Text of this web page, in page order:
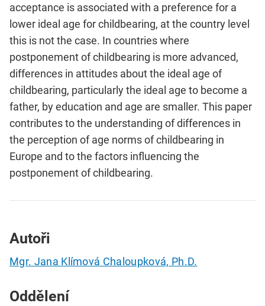
acceptance is associated with a preference for a
lower ideal age for childbearing, at the country level
this is not the case. In countries where
postponement of childbearing is more advanced,
differences in attitudes about the ideal age of
childbearing, particularly the ideal age to become a
father, by education and age are smaller. This paper
contributes to the understanding of differences in
the perception of age norms of childbearing in
Europe and to the factors influencing the
postponement of childbearing.
Autoři
Mgr. Jana Klímová Chaloupková, Ph.D.
Oddělení